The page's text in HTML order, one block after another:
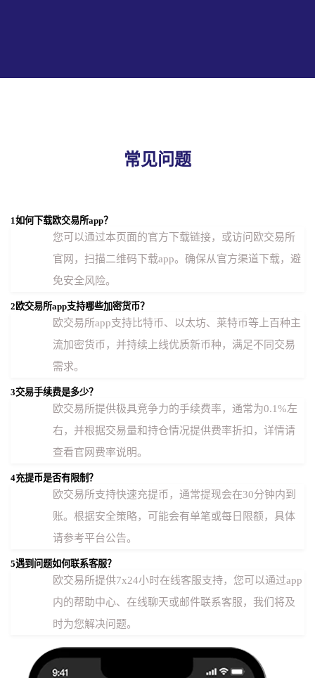
常见问题
1如何下载欧交易所app？
您可以通过本页面的官方下载链接，或访问欧交易所
官网，扫描二维码下载app。确保从官方渠道下载，避
免安全风险。
2 欧交易所app支持哪些加密货币？
欧交易所app支持比特币、以太坊、莱特币等上百种主
流加密货币，并持续上线优质新币种，满足不同交易
需求。
3交易手续费是多少？
欧交易所提供极具竞争力的手续费率，通常为0.1%左
右，并根据交易量和持仓情况提供费率折扣，详情请
查看官网费率说明。
4充提币是否有限制？
欧交易所支持快速充提币，通常提现会在30分钟内到
账。根据安全策略，可能会有单笔或每日限额，具体
请参考平台公告。
5遇到问题如何联系客服？
欧交易所提供7x24小时在线客服支持，您可以通过app
内的帮助中心、在线聊天或邮件联系客服，我们将及
时为您解决问题。